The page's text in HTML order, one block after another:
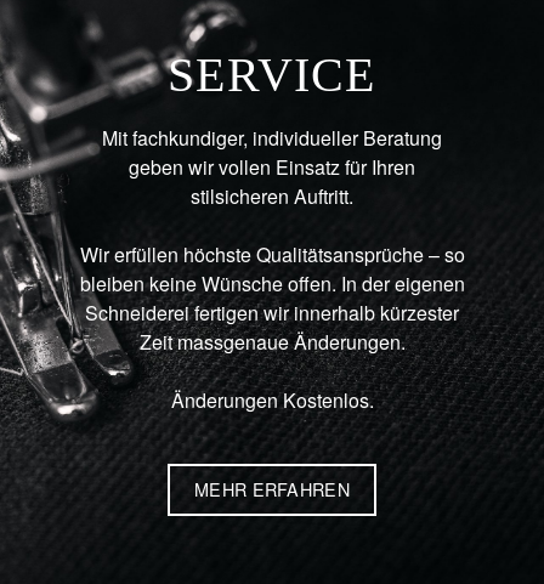
SERVICE
Mit fachkundiger, individueller Beratung
geben wir vollen Einsatz für Ihren
stilsicheren Auftritt.
Wir erfüllen höchste Qualitätsansprüche – so
bleiben keine Wünsche offen. In der eigenen
Schneiderei fertigen wir innerhalb kürzester
Zeit massgenaue Änderungen.
Änderungen Kostenlos.
MEHR ERFAHREN